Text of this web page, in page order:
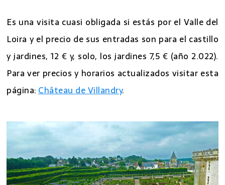
Es una visita cuasi obligada si estás por el Valle del
Loira y el precio de sus entradas son para el castillo
y jardines, 12 € y, solo, los jardines 7,5 € (año 2.022).
Para ver precios y horarios actualizados visitar esta
página:Château de Villandry.